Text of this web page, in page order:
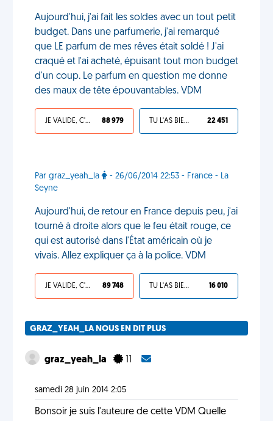
Aujourd'hui, j'ai fait les soldes avec un tout petit
budget. Dans une parfumerie, j'ai remarqué
que LE parfum de mes rêves était soldé ! J'ai
craqué et l'ai acheté, épuisant tout mon budget
d'un coup. Le parfum en question me donne
des maux de tête épouvantables. VDM
JE VALIDE, C'EST UNE VDM 88 979 TU L'AS BIEN MÉRITÉ 22 451
Par graz_yeah_la
- 26/06/2014 22:53 - France - La
Seyne
Aujourd'hui, de retour en France depuis peu, j'ai
tourné à droite alors que le feu était rouge, ce
qui est autorisé dans l'État américain où je
vivais. Allez expliquer ça à la police. VDM
JE VALIDE, C'EST UNE VDM 89 748 TU L'AS BIEN MÉRITÉ 16 010
GRAZ_YEAH_LA NOUS EN DIT PLUS
graz_yeah_la
samedi 28 juin 2014 2:05
Bonsoir je suis l'auteure de cette VDM Quelle